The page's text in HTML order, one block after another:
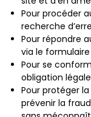
Pour procéder
recherche
Pour répondre
via le
Pour se
obligation
Pour protéger
prévenir la